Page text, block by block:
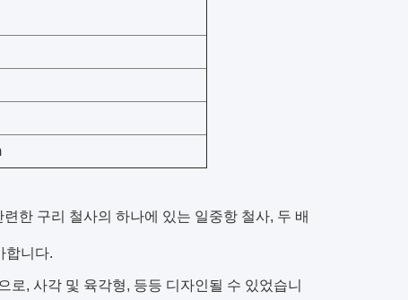
한 구리 철사의 하나에 있는 일중항 철사, 두 배
합니다.
, 사각 및 육각형, 등등 디자인될 수 있었습니